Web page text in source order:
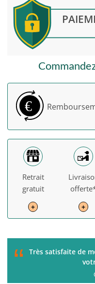
1kg
€
Retrait
gratuit
+ +
“
C'était parfait de